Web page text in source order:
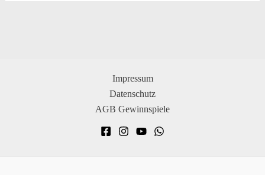
Impressum
Datenschutz
AGB Gewinnspiele